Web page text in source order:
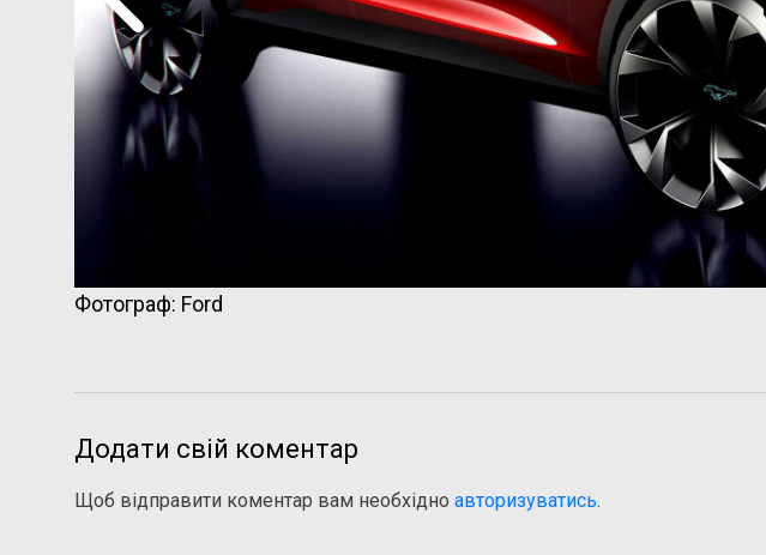
Фотограф: Ford
Додати свій коментар
Щоб відправити коментар вам необхідно авторизуватись.